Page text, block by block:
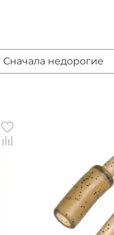
Сначала недорогие